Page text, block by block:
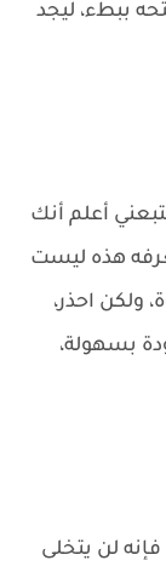
ببطء، ليجد
أعلم أنك
هذه ليست
ولكن احذر،
بسهولة،
لن يتخلى